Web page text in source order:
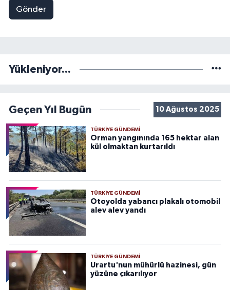
Gönder
Yükleniyor...
Geçen Yıl Bugün 10 Ağustos 2025
TÜRKIYE GÜNDEMI
Orman yangınında 165 hektar alan
kül olmaktan kurtarıldı
TÜRKIYE GÜNDEMI
Otoyolda yabancı plakalı otomobil
alev alev yandı
TÜRKIYE GÜNDEMI
Urartu'nun mühürlü hazinesi, gün
yüzüne çıkarılıyor